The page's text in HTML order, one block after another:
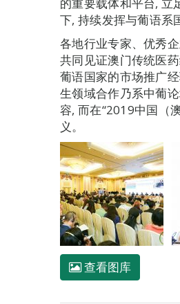
下, 持续发挥与葡语系
各地行业专家、优秀
共同见证澳门传统医
葡语国家的市场推广
生领域合作乃系中葡
容, 而在“2019中国（
义。
查看图库